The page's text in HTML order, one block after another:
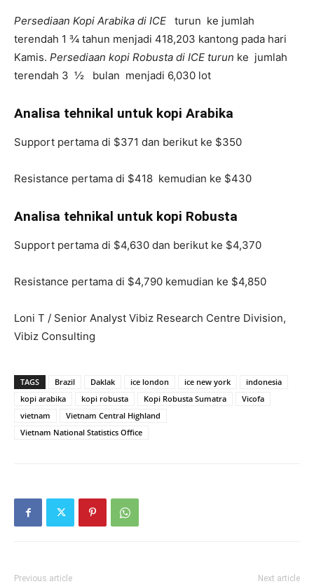
Persediaan Kopi Arabika di ICE
turun ke jumlah
terendah 1 ¾ tahun menjadi 418,203 kantong pada hari
Kamis. Persediaan kopi Robusta di ICE turun ke jumlah
terendah 3 ½ bulan menjadi 6,030 lot
Analisa tehnikal untuk kopi Arabika
Support pertama di $371 dan berikut ke $350
Resistance pertama di $418 kemudian ke $430
Analisa tehnikal untuk kopi Robusta
Support pertama di $4,630 dan berikut ke $4,370
Resistance pertama di $4,790 kemudian ke $4,850
Loni T / Senior Analyst Vibiz Research Centre Division,
Vibiz Consulting
TAGS Brazil Daklak ice london ice new york
indonesia
kopi arabika
kopi robusta Kopi Robusta Sumatra
Vicofa
vietnam
Vietnam Central Highland
Vietnam National Statistics Office
Previous article Next article